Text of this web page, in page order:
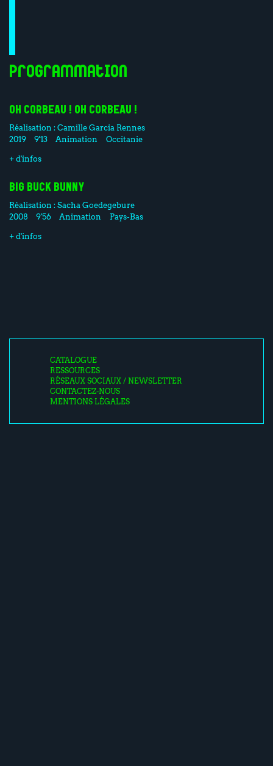
Programmation
OH CORBEAU ! OH CORBEAU !
Réalisation :Camille Garcia Rennes
2019
9'13 Animation Occitanie
+ d'infos
BIG BUCK BUNNY
Réalisation :Sacha Goedegebure
2008
9'56 Animation Pays-Bas
+ d'infos
CATALOGUE
RESSOURCES
RÉSEAUX SOCIAUX / NEWSLETTER
CONTACTEZ-NOUS
MENTIONS LÉGALES